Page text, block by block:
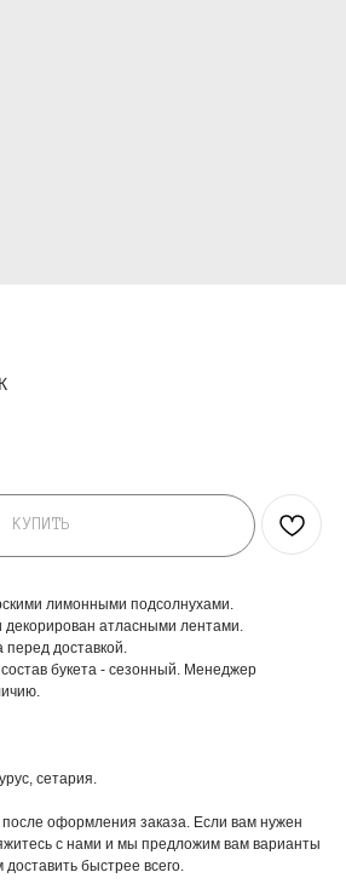
КУПИТЬ
лимонными подсолнухами.
декорирован атласными лентами.
доставкой.
букета - сезонный. Менеджер
сетария.
после оформления заказа. Если вам нужен
с нами и мы предложим вам варианты
быстрее всего.